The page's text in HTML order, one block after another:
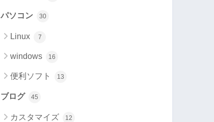
パソコン 30
Linux 7
windows 16
便利ソフト 13
ブログ 45
カスタマイズ 12